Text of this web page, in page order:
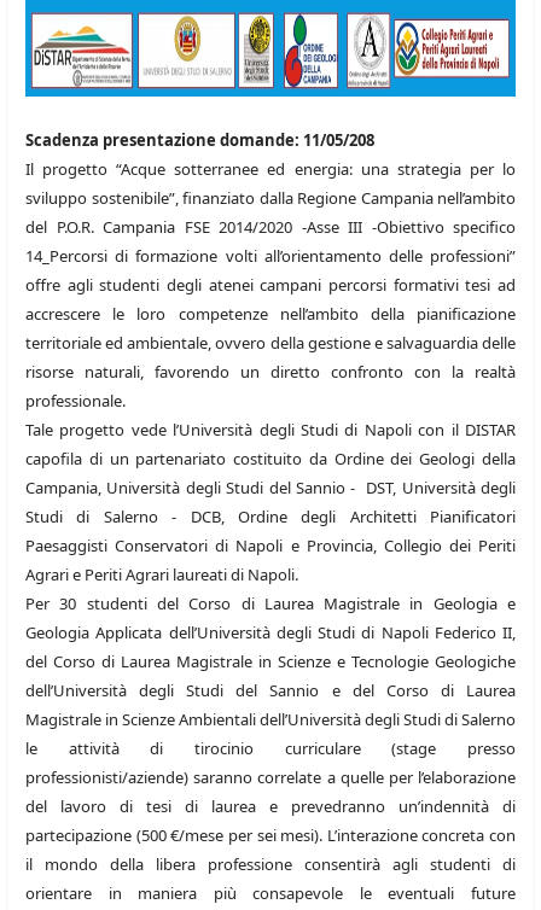
Scadenza presentazione domande: 11/05/208
Il progetto “Acque sotterranee ed energia: una strategia per lo
sviluppo sostenibile”, finanziato dalla Regione Campania nell’ambito
del P.O.R. Campania FSE 2014/2020 -Asse III -Obiettivo specifico
14_Percorsi di formazione volti all’orientamento delle professioni”
offre agli studenti degli atenei campani percorsi formativi tesi ad
accrescere le loro competenze nell’ambito della pianificazione
territoriale ed ambientale, ovvero della gestione e salvaguardia delle
risorse naturali, favorendo un diretto confronto con la realtà
professionale.
Tale progetto vede l’Università degli Studi di Napoli con il DISTAR
capofila di un partenariato costituito da Ordine dei Geologi della
Campania, Università degli Studi del Sannio - DST, Università degli
Studi di Salerno - DCB, Ordine degli Architetti Pianificatori
Paesaggisti Conservatori di Napoli e Provincia, Collegio dei Periti
Agrari e Periti Agrari laureati di Napoli.
Per 30 studenti del Corso di Laurea Magistrale in Geologia e
Geologia Applicata dell’Università degli Studi di Napoli Federico II,
del Corso di Laurea Magistrale in Scienze e Tecnologie Geologiche
dell’Università degli Studi del Sannio e del Corso di Laurea
Magistrale in Scienze Ambientali dell’Università degli Studi di Salerno
le attività di tirocinio curriculare (stage presso
professionisti/aziende) saranno correlate a quelle per l’elaborazione
del lavoro di tesi di laurea e prevedranno un’indennità di
partecipazione (500 €/mese per sei mesi). L’interazione concreta con
il mondo della libera professione consentirà agli studenti di
orientare in maniera più consapevole le eventuali future